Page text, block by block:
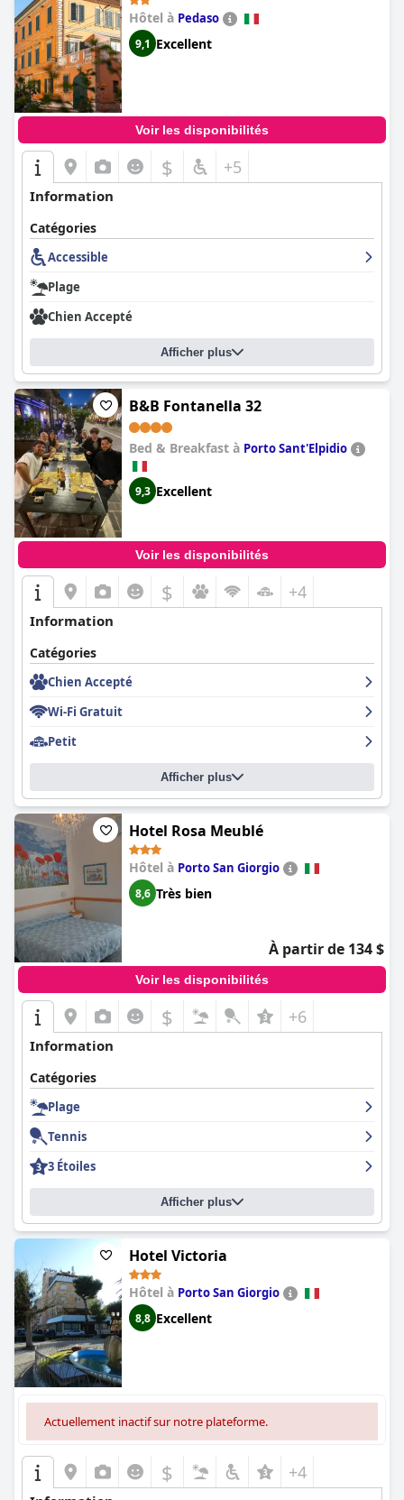
Hôtel à Pedaso
9,1 Excellent
Voir les disponibilités
$ +5
Information
Catégories
Accessible
Plage
Chien Accepté
Afficher plus
B&B Fontanella 32
Bed & Breakfast à Porto Sant'Elpidio
9,3 Excellent
Voir les disponibilités
$ +4
Information
Catégories
Chien Accepté
Wi-Fi Gratuit
Petit
Afficher plus
Hotel Rosa Meublé
Hôtel à Porto San Giorgio
8,6 Très bien
À partir de 134 $
Voir les disponibilités
$ +6
Information
Catégories
Plage
Tennis
3 Étoiles
Afficher plus
Hotel Victoria
Hôtel à Porto San Giorgio
8,8 Excellent
Actuellement inactif sur notre plateforme.
$ +4